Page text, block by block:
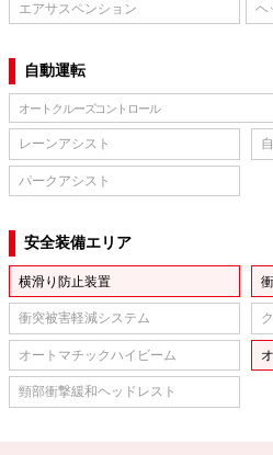
エアサスペンション ヘ
自動運転
オートクルーズコントロール
レーンアシスト
パークアシスト
安全装備エリア
横滑り防止装置
衝突被害軽減システム
オートマチックハイビーム
頸部衝撃緩和ヘッドレスト